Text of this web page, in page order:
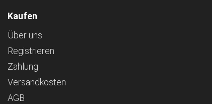
Kaufen
Über uns
Registrieren
Zahlung
Versandkosten
AGB